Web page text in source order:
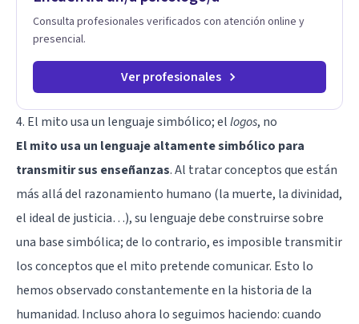
Consulta profesionales verificados con atención online y
presencial.
Ver profesionales
4. El mito usa un lenguaje simbólico; ellogos, no
El mito usa un lenguaje altamente simbólico para
transmitir sus enseñanzas. Al tratar conceptos que están
más allá del razonamiento humano (la muerte, la divinidad,
el ideal de justicia…), su lenguaje debe construirse sobre
una base simbólica; de lo contrario, es imposible transmitir
los conceptos que el mito pretende comunicar. Esto lo
hemos observado constantemente en la historia de la
humanidad. Incluso ahora lo seguimos haciendo: cuando